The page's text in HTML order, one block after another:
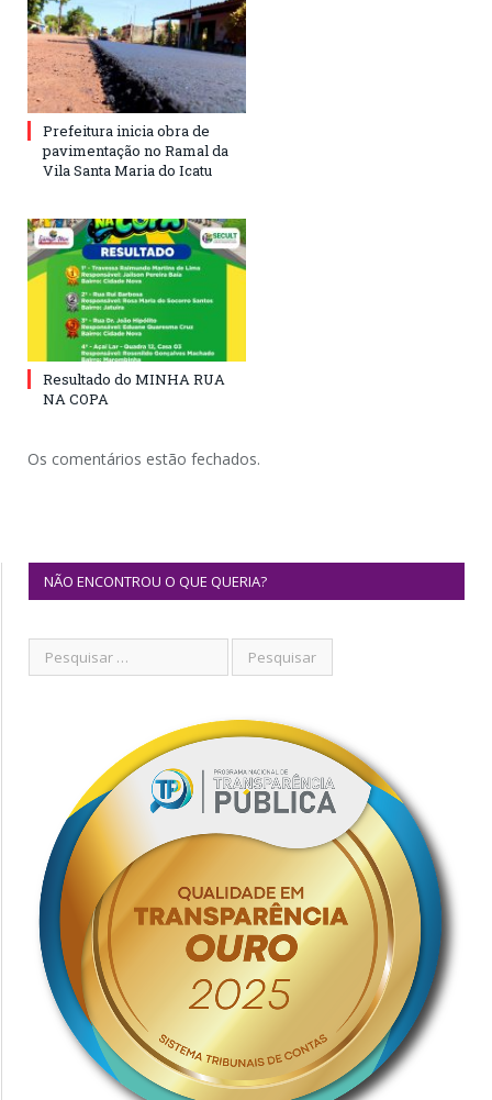
Prefeitura inicia obra de
pavimentação no Ramal da
Vila Santa Maria do Icatu
Resultado do MINHA RUA
NA COPA
Os comentários estão fechados.
NÃO ENCONTROU O QUE QUERIA?